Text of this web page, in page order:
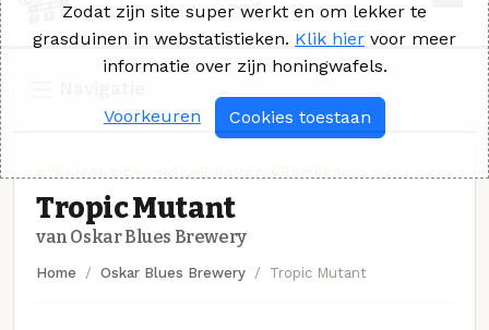
Tropic Mutant
van Oskar Blues Brewery
Home Oskar Blues Brewery Tropic Mutant
Zodat zijn site super werkt en om lekker te
grasduinen in webstatistieken. Klik hier voor meer
informatie over zijn honingwafels.
Voorkeuren Cookies toestaan